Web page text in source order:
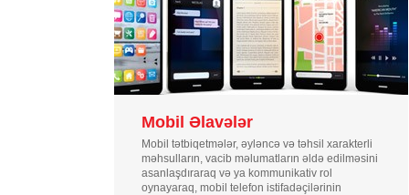
Mobil Əlavələr
Mobil tətbiqetmələr, əyləncə və təhsil xarakterli
məhsulların, vacib məlumatların əldə edilməsini
asanlaşdıraraq və ya kommunikativ rol
oynayaraq, mobil telefon istifadəçilərinin